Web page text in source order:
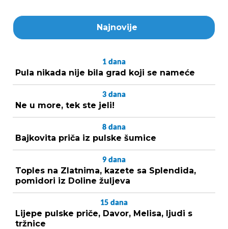
Najnovije
1 dana
Pula nikada nije bila grad koji se nameće
3 dana
Ne u more, tek ste jeli!
8 dana
Bajkovita priča iz pulske šumice
9 dana
Toples na Zlatnima, kazete sa Splendida,
pomidori iz Doline žuljeva
15 dana
Lijepe pulske priče, Davor, Melisa, ljudi s
tržnice